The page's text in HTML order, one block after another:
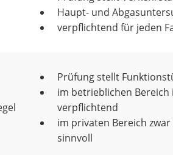
Haupt- und
verpflichtend für jeden
Prüfung stellt
im betrieblichen Bereich
verpflichtend
im privaten Bereich
sinnvoll